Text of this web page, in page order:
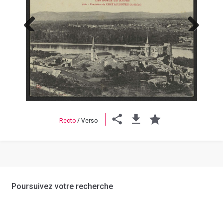
Previous Next
Recto / Verso
Poursuivez votre recherche